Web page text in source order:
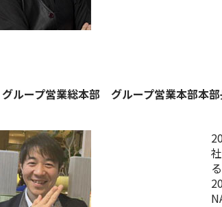
グループ営業総本部 グループ営業本部本